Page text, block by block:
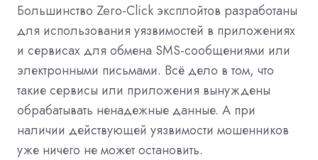
Большинство Zero-Click эксплойтов разработаны
для использования уязвимостей в приложениях
и сервисах для обмена SMS-сообщениями или
электронными письмами. Всё дело в том, что
такие сервисы или приложения вынуждены
обрабатывать ненадежные данные. А при
наличии действующей уязвимости мошенников
уже ничего не может остановить.